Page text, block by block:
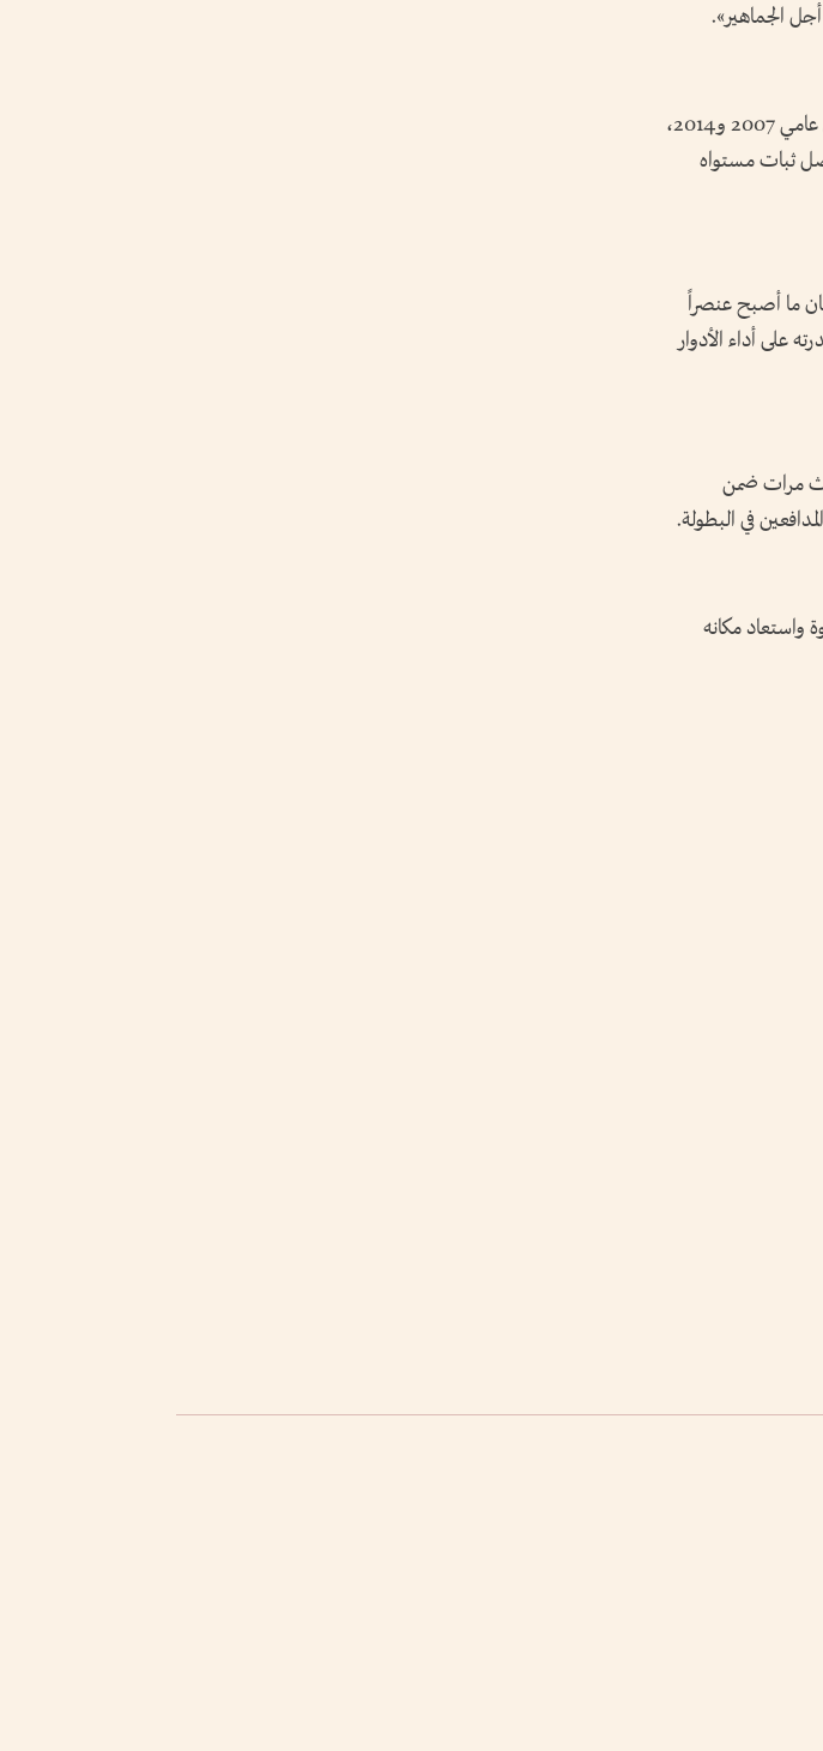
الجماهير».
أمضى المدافع الفرنسي باكاري سانيا سبعة مواسم في صفوف أرسنال الإنجليزي بين عامي 2007 و2014،
ثبات مستواه
قادماً من أوكسير الفرنسي في صيف 2007، وسرعان ما أصبح عنصراً
على أداء الأدوار
ثلاث مرات ضمن
في البطولة.
في الساق خلال موسم 2011-2012، عاد بقوة واستعاد مكانه